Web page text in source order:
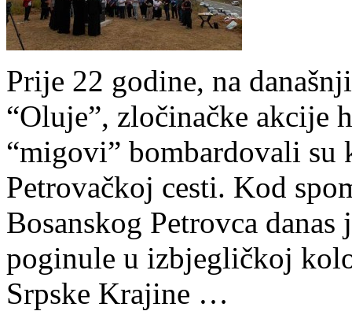
Prije 22 godine, na
“Oluje”, zločinačke akcije
“migovi” bombardovali
Petrovačkoj cesti. Kod
Bosanskog Petrovca danas
poginule u izbjegličkoj
Srpske Krajine …